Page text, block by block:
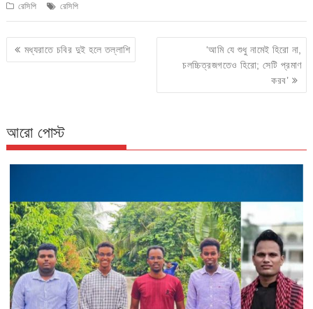
রেসিপি রেসিপি
Post
navigation
মধ্যরাতে চবির দুই হলে তল্লাশি
‘আমি যে শুধু নামেই হিরো না,
চলচ্চিত্রজগতেও হিরো; সেটি প্রমাণ
করব’
আরো পোস্ট